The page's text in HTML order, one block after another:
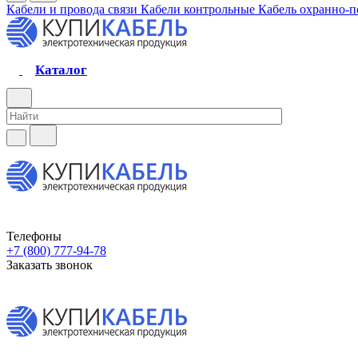
Кабели и провода связи Кабели контрольные Кабель охранно-
Каталог
Телефоны
+7 (800) 777-94-78
Заказать звонок